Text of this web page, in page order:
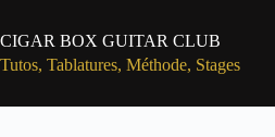
contenu
CIGAR BOX GUITAR CLUB
Tutos, Tablatures, Méthode, Stages